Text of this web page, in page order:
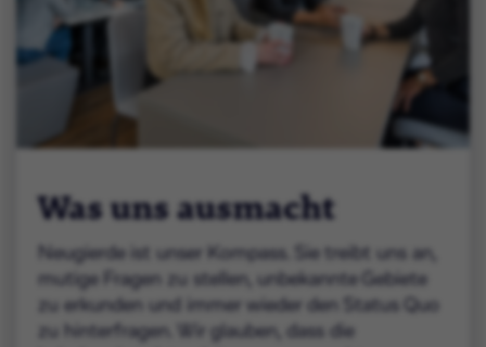
Was uns ausmacht
Neugierde ist unser Kompass. Sie treibt uns an,
mutige Fragen zu stellen, unbekannte Gebiete
zu erkunden und immer wieder den Status Quo
zu hinterfragen. Wir glauben, dass die